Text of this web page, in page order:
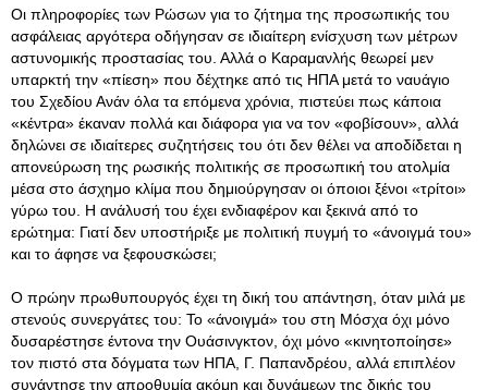
Οι πληροφορίες των Ρώσων για το ζήτημα της προσωπικής του
ασφάλειας αργότερα οδήγησαν σε ιδιαίτερη ενίσχυση των μέτρων
αστυνομικής προστασίας του. Αλλά ο Καραμανλής θεωρεί μεν
υπαρκτή την «πίεση» που δέχτηκε από τις ΗΠΑ μετά το ναυάγιο
του Σχεδίου Ανάν όλα τα επόμενα χρόνια, πιστεύει πως κάποια
«κέντρα» έκαναν πολλά και διάφορα για να τον «φοβίσουν», αλλά
δηλώνει σε ιδιαίτερες συζητήσεις του ότι δεν θέλει να αποδίδεται η
απονεύρωση της ρωσικής πολιτικής σε προσωπική του ατολμία
μέσα στο άσχημο κλίμα που δημιούργησαν οι όποιοι ξένοι «τρίτοι»
γύρω του. Η ανάλυσή του έχει ενδιαφέρον και ξεκινά από το
ερώτημα: Γιατί δεν υποστήριξε με πολιτική πυγμή το «άνοιγμά του»
και το άφησε να ξεφουσκώσει;
Ο πρώην πρωθυπουργός έχει τη δική του απάντηση, όταν μιλά με
στενούς συνεργάτες του: Το «άνοιγμά» του στη Μόσχα όχι μόνο
δυσαρέστησε έντονα την Ουάσινγκτον, όχι μόνο «κινητοποίησε»
τον πιστό στα δόγματα των ΗΠΑ, Γ. Παπανδρέου, αλλά επιπλέον
συνάντησε την απροθυμία ακόμη και δυνάμεων της δικής του